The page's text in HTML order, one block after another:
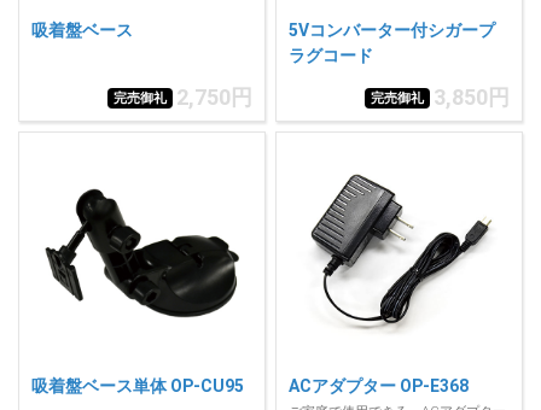
吸着盤ベース
完売御礼 2,750円
5Vコンバーター付シガープ
ラグコード
完売御礼 3,850円
吸着盤ベース単体 OP-CU95 ACアダプター OP-E368